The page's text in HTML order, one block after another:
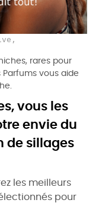
rares pour
vous aide
vous les
envie du
de sillages
les meilleurs
pour